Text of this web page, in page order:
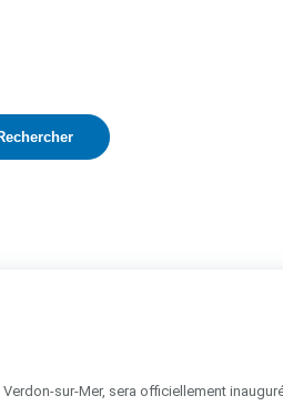
sur-Mer, sera officiellement